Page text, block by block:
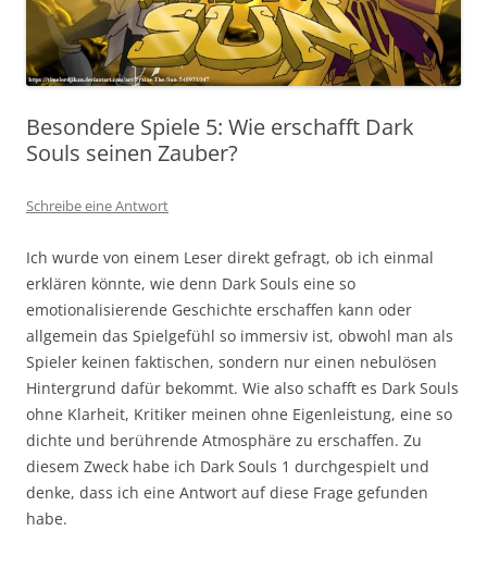
Besondere Spiele 5: Wie erschafft Dark
Souls seinen Zauber?
Schreibe eine Antwort
Ich wurde von einem Leser direkt gefragt, ob ich einmal
erklären könnte, wie denn Dark Souls eine so
emotionalisierende Geschichte erschaffen kann oder
allgemein das Spielgefühl so immersiv ist, obwohl man als
Spieler keinen faktischen, sondern nur einen nebulösen
Hintergrund dafür bekommt. Wie also schafft es Dark Souls
ohne Klarheit, Kritiker meinen ohne Eigenleistung, eine so
dichte und berührende Atmosphäre zu erschaffen. Zu
diesem Zweck habe ich Dark Souls 1 durchgespielt und
denke, dass ich eine Antwort auf diese Frage gefunden
habe.